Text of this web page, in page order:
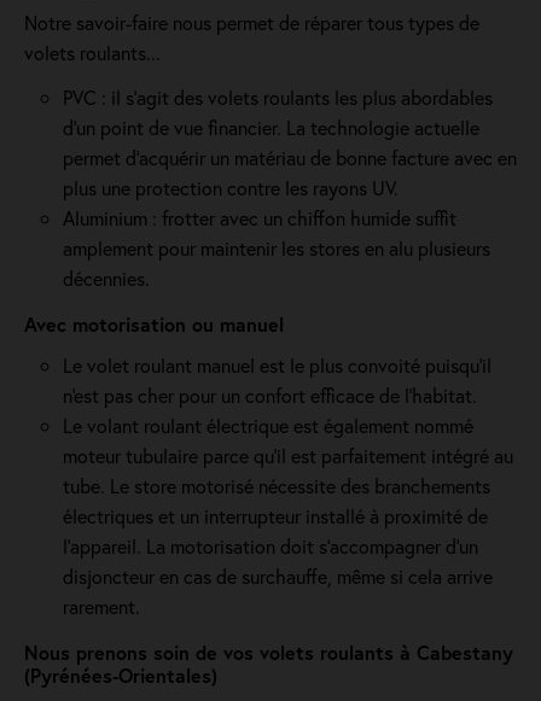
Notre savoir-faire nous permet de réparer tous types de
volets roulants...
PVC : il s'agit des volets roulants les plus abordables
d'un point de vue financier. La technologie actuelle
permet d'acquérir un matériau de bonne facture avec en
plus une protection contre les rayons UV.
Aluminium : frotter avec un chiffon humide suffit
amplement pour maintenir les stores en alu plusieurs
décennies.
Avec motorisation ou manuel
Le volet roulant manuel est le plus convoité puisqu'il
n'est pas cher pour un confort efficace de l'habitat.
Le volant roulant électrique est également nommé
moteur tubulaire parce qu'il est parfaitement intégré au
tube. Le store motorisé nécessite des branchements
électriques et un interrupteur installé à proximité de
l'appareil. La motorisation doit s'accompagner d'un
disjoncteur en cas de surchauffe, même si cela arrive
rarement.
Nous prenons soin de vos volets roulants à Cabestany
(Pyrénées-Orientales)